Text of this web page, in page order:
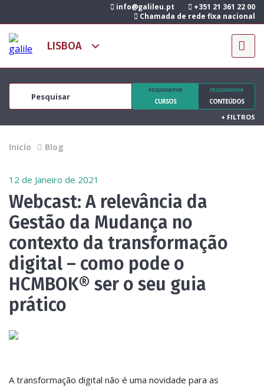
info@galileu.pt
+351 21 361 22 00
Chamada de rede fixa nacional
PESQUISAR POR
CURSOS
PESQUISAR POR
CONTEÚDOS
+ FILTROS
Inicío Blog
12 de Janeiro de 2021
Webcast: A relevância da
Gestão da Mudança no
contexto da transformação
digital – como pode o
HCMBOK® ser o seu guia
prático
A transformação digital não é uma novidade para as